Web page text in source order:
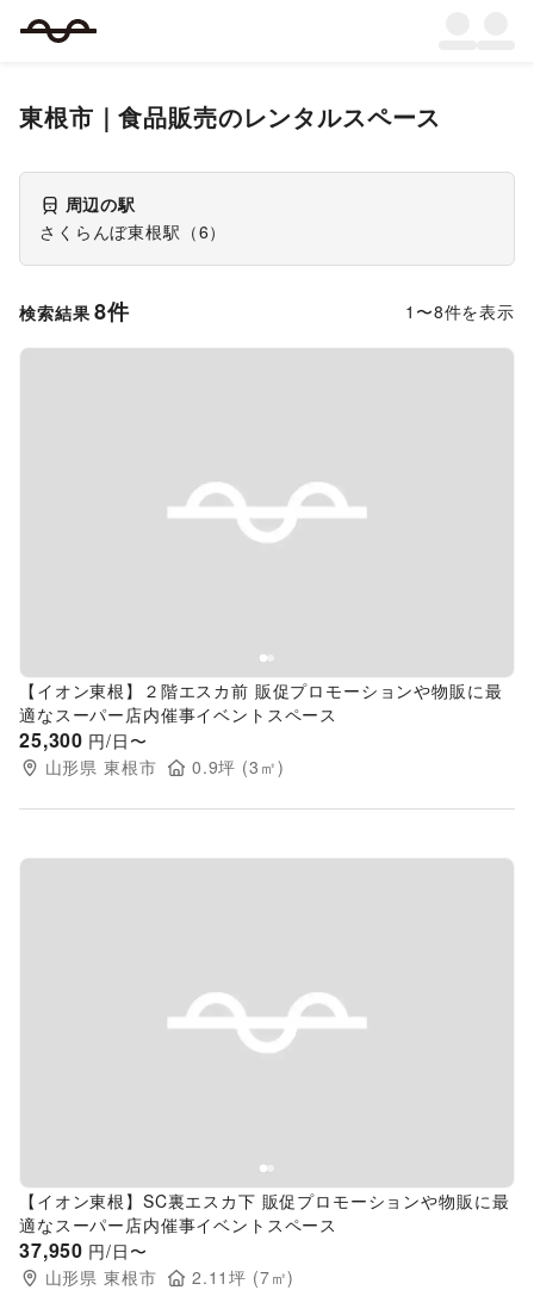
東根市 ｜食品販売のレンタルスペース
周辺の駅
さくらんぼ東根駅 （6）
検索結果 8件 1 〜8件を表示
Previous slide
【イオン東根】２階エスカ前 販促プロモーションや物販に最
適なスーパー店内催事イベントスペース
25,300 円/日〜
山形県 東根市 0.9坪 (3 ㎡)
Previous slide
【イオン東根】SC裏エスカ下 販促プロモーションや物販に最
適なスーパー店内催事イベントスペース
37,950 円/日〜
山形県 東根市 2.11坪 (7㎡)